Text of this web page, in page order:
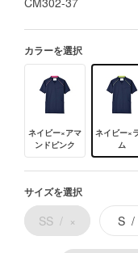
カラーを選択
ネイビー×アマ
ンドピンク
ネイビー×
ム
サイズを選択
SS × S